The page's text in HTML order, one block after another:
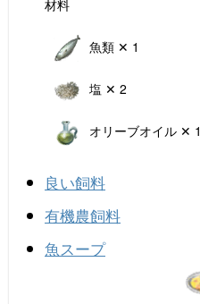
材料
魚類 ✕ 1
塩 ✕ 2
オリーブオイル ✕ 1
良い飼料
有機農飼料
魚スープ